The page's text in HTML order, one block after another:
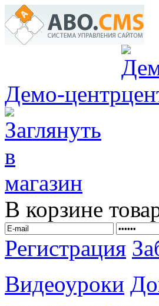
Демо-центр
В корзине
Регистрация
Видеоуроки